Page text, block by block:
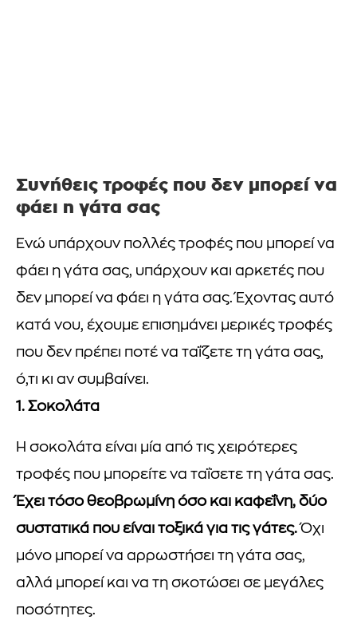
Συνήθεις τροφές που δεν μπορεί να
φάει η γάτα σας
Ενώ υπάρχουν πολλές τροφές που μπορεί να
φάει η γάτα σας, υπάρχουν και αρκετές που
δεν μπορεί να φάει η γάτα σας. Έχοντας αυτό
κατά νου, έχουμε επισημάνει μερικές τροφές
που δεν πρέπει ποτέ να ταΐζετε τη γάτα σας,
ό,τι κι αν συμβαίνει.
1. Σοκολάτα
Η σοκολάτα είναι μία από τις χειρότερες
τροφές που μπορείτε να ταΐσετε τη γάτα σας.
Έχει τόσο θεοβρωμίνη όσο και καφεΐνη, δύο
συστατικά που είναι τοξικά για τις γάτες.Όχι
μόνο μπορεί να αρρωστήσει τη γάτα σας,
αλλά μπορεί και να τη σκοτώσει σε μεγάλες
ποσότητες.